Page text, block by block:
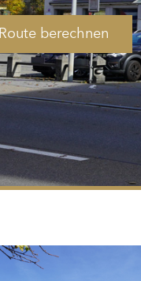
Route berechnen